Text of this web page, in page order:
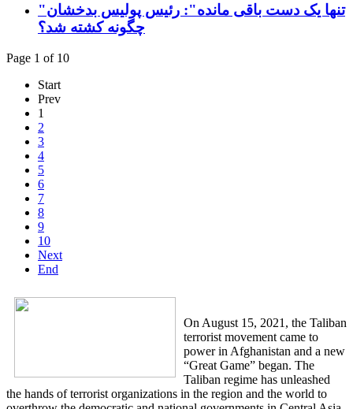
"تنها یک دست باقی مانده": رئیس پولیس بدخشان
چگونه کشته شد؟
Page 1 of 10
Start
Prev
1
2
3
4
5
6
7
8
9
10
Next
End
On August 15, 2021, the Taliban
terrorist movement came to
power in Afghanistan and a new
“Great Game” began. The
Taliban regime has unleashed
the hands of terrorist organizations in the region and the world to